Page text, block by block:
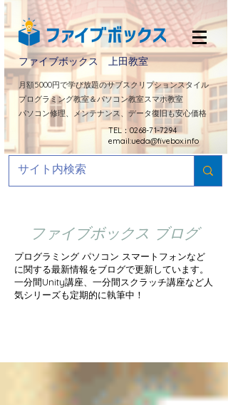
ファイブボックス 上田教室
​月額5000円で学び放題のサブスクリプションスタイル
プログラミング教室＆パソコン教室スマホ教室
パソコン修理、メンテナンス、データ復旧も安心価格
TEL：0268-71-7294
email:ueda@fivebox.info
ファイブボックス ブログ
プログラミング パソコン スマートフォンなど
に関する最新情報をブログで更新しています。
​一分間Unity講座、一分間スクラッチ講座など人
気シリーズも定期的に執筆中！